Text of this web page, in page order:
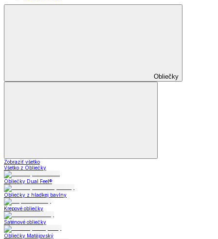
Obliečky
Zobraziť všetko
Všetko z Obliečky
Obliečky Dual Feel®
Obliečky z hladkej bavlny
Krepové obliečky
Saténové obliečky
Obliečky Matějovský